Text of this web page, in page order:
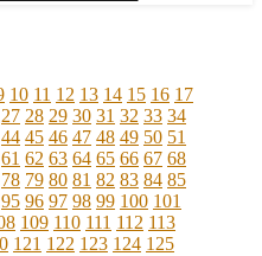
10 11 12 13 14 15 16 17
27 28 29 30 31 32 33 34
44 45 46 47 48 49 50 51
61 62 63 64 65 66 67 68
78 79 80 81 82 83 84 85
95 96 97 98 99 100 101
109 110 111 112 113
121 122 123 124 125